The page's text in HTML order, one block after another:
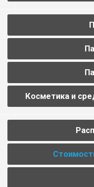
Косметика и